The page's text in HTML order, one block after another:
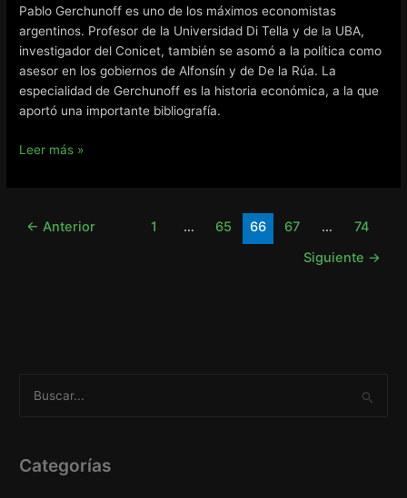
Pablo Gerchunoff es uno de los máximos economistas
argentinos. Profesor de la Universidad Di Tella y de la UBA,
investigador del Conicet, también se asomó a la política como
asesor en los gobiernos de Alfonsín y de De la Rúa. La
especialidad de Gerchunoff es la historia económica, a la que
aportó una importante bibliografía.
La
conocimos
Leer más »
← Anterior 1 … 65 66 67 …
74
Siguiente →
c
Categorías